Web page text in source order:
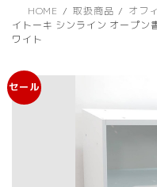
HOME 取扱商品 オフ
イトーキ シンライン オープン
ワイト
セール